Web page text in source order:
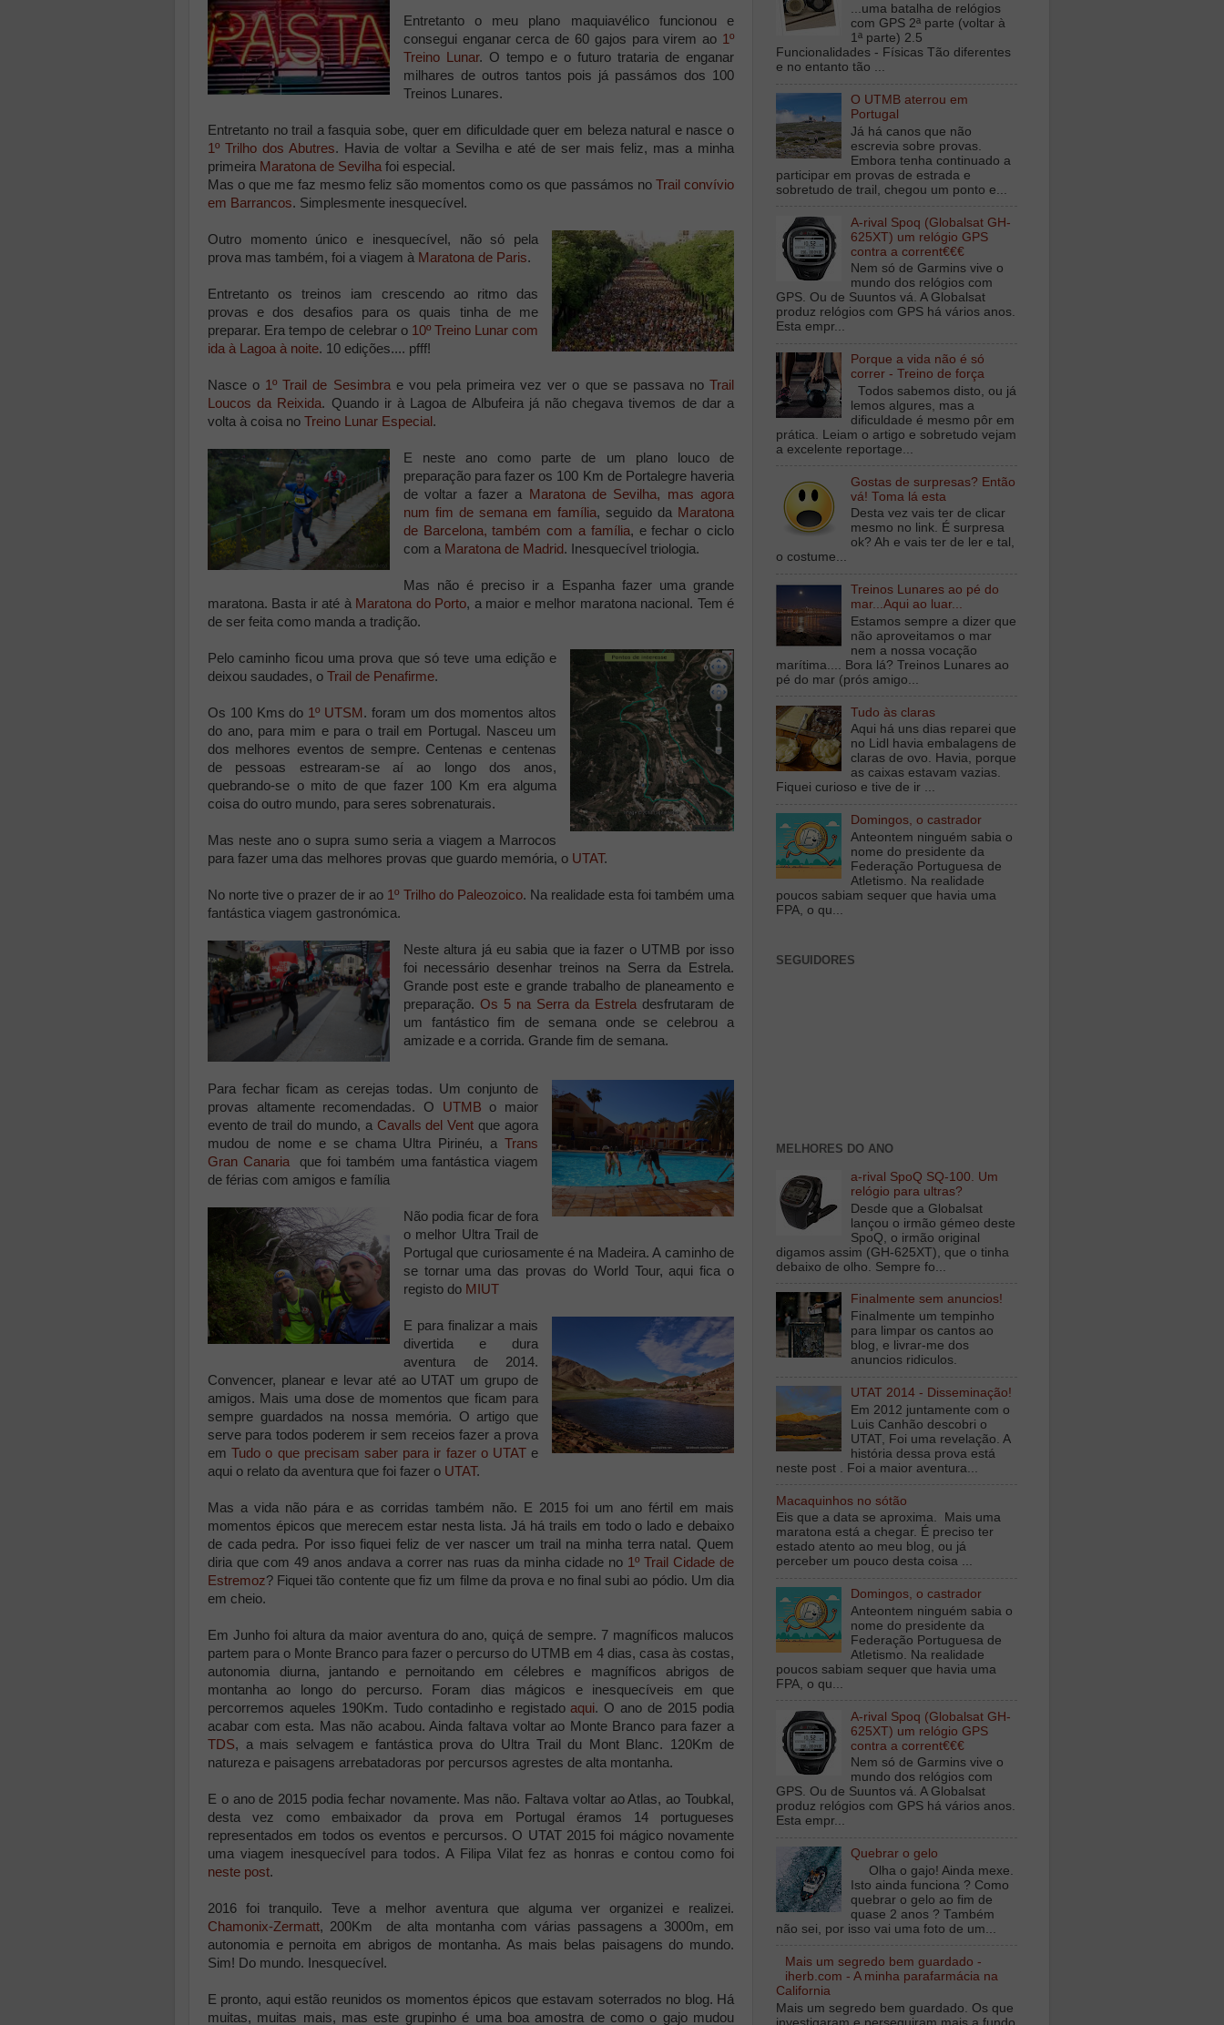
Entretanto o meu plano maquiavélico funcionou e
consegui enganar cerca de 60 gajos para virem ao 1º
Treino Lunar. O tempo e o futuro trataria de enganar
milhares de outros tantos pois já passámos dos 100
Treinos Lunares.
Entretanto no trail a fasquia sobe, quer em dificuldade quer em beleza natural e nasce o
1º Trilho dos Abutres. Havia de voltar a Sevilha e até de ser mais feliz, mas a minha
primeira Maratona de Sevilha foi especial.
Mas o que me faz mesmo feliz são momentos como os que passámos no Trail convívio
em Barrancos. Simplesmente inesquecível.
Outro momento único e inesquecível, não só pela
prova mas também, foi a viagem à Maratona de Paris.
Entretanto os treinos iam crescendo ao ritmo das
provas e dos desafios para os quais tinha de me
preparar. Era tempo de celebrar o 10º Treino Lunar com
ida à Lagoa à noite. 10 edições.... pfff!
Nasce o 1º Trail de Sesimbra e vou pela primeira vez ver o que se passava noTrail
Loucos da Reixida. Quando ir à Lagoa de Albufeira já não chegava tivemos de dar a
volta à coisa no Treino Lunar Especial .
E neste ano como parte de um plano louco de
preparação para fazer os 100 Km de Portalegre haveria
de voltar a fazer a
Maratona de Sevilha, mas agora
num fim de semana em família, seguido da Maratona
de Barcelona, também com a família, e fechar o ciclo
com a Maratona de Madrid. Inesquecível triologia.
Mas não é preciso ir a Espanha fazer uma grande
maratona. Basta ir até à Maratona do Porto, a maior e melhor maratona nacional. Tem é
de ser feita como manda a tradição.
Pelo caminho ficou uma prova que só teve uma edição e
deixou saudades, o Trail de Penafirme.
Os 100 Kms do 1º UTSM . foram um dos momentos altos
do ano, para mim e para o trail em Portugal. Nasceu um
dos melhores eventos de sempre. Centenas e centenas
de pessoas estrearam-se aí ao longo dos anos,
quebrando-se o mito de que fazer 100 Km era alguma
coisa do outro mundo, para seres sobrenaturais.
Mas neste ano o supra sumo seria a viagem a Marrocos
para fazer uma das melhores provas que guardo memória, o UTAT.
No norte tive o prazer de ir ao 1º Trilho do Paleozoico. Na realidade esta foi também uma
fantástica viagem gastronómica.
Neste altura já eu sabia que ia fazer o UTMB por isso
foi necessário desenhar treinos na Serra da Estrela.
Grande post este e grande trabalho de planeamento e
preparação. Os 5 na Serra da Estrela desfrutaram de
um fantástico fim de semana onde se celebrou a
amizade e a corrida. Grande fim de semana.
Para fechar ficam as cerejas todas. Um conjunto de
provas altamente recomendadas. O UTMB o maior
evento de trail do mundo, a Cavalls del Vent que agora
mudou de nome e se chama Ultra Pirinéu, aTrans
Gran Canaria
que foi também uma fantástica viagem
de férias com amigos e família
Não podia ficar de fora
o melhor Ultra Trail de
Portugal que curiosamente é na Madeira. A caminho de
se tornar uma das provas do World Tour, aqui fica o
registo do MIUT
E para finalizar a mais
divertida e dura
aventura de 2014.
Convencer, planear e levar até ao UTAT um grupo de
amigos. Mais uma dose de momentos que ficam para
sempre guardados na nossa memória. O artigo que
serve para todos poderem ir sem receios fazer a prova
emTudo o que precisam saber para ir fazer o UTATe
aqui o relato da aventura que foi fazer o UTAT.
Mas a vida não pára e as corridas também não. E 2015 foi um ano fértil em mais
momentos épicos que merecem estar nesta lista. Já há trails em todo o lado e debaixo
de cada pedra. Por isso fiquei feliz de ver nascer um trail na minha terra natal. Quem
diria que com 49 anos andava a correr nas ruas da minha cidade no 1º Trail Cidade de
Estremoz? Fiquei tão contente que fiz um filme da prova e no final subi ao pódio. Um dia
em cheio.
Em Junho foi altura da maior aventura do ano, quiçá de sempre. 7 magníficos malucos
partem para o Monte Branco para fazer o percurso do UTMB em 4 dias, casa às costas,
autonomia diurna, jantando e pernoitando em célebres e magníficos abrigos de
montanha ao longo do percurso. Foram dias mágicos e inesquecíveis em que
percorremos aqueles 190Km. Tudo contadinho e registadoaqui. O ano de 2015 podia
acabar com esta. Mas não acabou. Ainda faltava voltar ao Monte Branco para fazer a
TDS, a mais selvagem e fantástica prova do Ultra Trail du Mont Blanc. 120Km de
natureza e paisagens arrebatadoras por percursos agrestes de alta montanha.
E o ano de 2015 podia fechar novamente. Mas não. Faltava voltar ao Atlas, ao Toubkal,
desta vez como embaixador da prova em Portugal éramos 14 portugueses
representados em todos os eventos e percursos. O UTAT 2015 foi mágico novamente
uma viagem inesquecível para todos. A Filipa Vilat fez as honras e contou como foi
neste post.
2016 foi tranquilo. Teve a melhor aventura que alguma ver organizei e realizei.
Chamonix-Zermatt, 200Km de alta montanha com várias passagens a 3000m, em
autonomia e pernoita em abrigos de montanha. As mais belas paisagens do mundo.
Sim! Do mundo. Inesquecível.
E pronto, aqui estão reunidos os momentos épicos que estavam soterrados no blog. Há
muitas, muitas mais, mas este grupinho é uma boa amostra de como o gajo mudou
...uma batalha de relógios
com GPS 2ª parte (voltar à
1ª parte) 2.5
Funcionalidades - Físicas Tão diferentes
e no entanto tão ...
O UTMB aterrou em
Portugal
Já há canos que não
escrevia sobre provas.
Embora tenha continuado a
participar em provas de estrada e
sobretudo de trail, chegou um ponto e...
A-rival Spoq (Globalsat GH-
625XT) um relógio GPS
contra a corrent€€€
Nem só de Garmins vive o
mundo dos relógios com
GPS. Ou de Suuntos vá. A Globalsat
produz relógios com GPS há vários anos.
Esta empr...
Porque a vida não é só
correr - Treino de força
Todos sabemos disto, ou já
lemos algures, mas a
dificuldade é mesmo pôr em
prática. Leiam o artigo e sobretudo vejam
a excelente reportage...
Gostas de surpresas? Então
vá! Toma lá esta
Desta vez vais ter de clicar
mesmo no link. É surpresa
ok? Ah e vais ter de ler e tal,
o costume...
Treinos Lunares ao pé do
mar...Aqui ao luar...
Estamos sempre a dizer que
não aproveitamos o mar
nem a nossa vocação
marítima.... Bora lá? Treinos Lunares ao
pé do mar (prós amigo...
Tudo às claras
Aqui há uns dias reparei que
no Lidl havia embalagens de
claras de ovo. Havia, porque
as caixas estavam vazias.
Fiquei curioso e tive de ir ...
Domingos, o castrador
Anteontem ninguém sabia o
nome do presidente da
Federação Portuguesa de
Atletismo. Na realidade
poucos sabiam sequer que havia uma
FPA, o qu...
SEGUIDORES
MELHORES DO ANO
a-rival SpoQ SQ-100. Um
relógio para ultras?
Desde que a Globalsat
lançou o irmão gémeo deste
SpoQ, o irmão original
digamos assim (GH-625XT), que o tinha
debaixo de olho. Sempre fo...
Finalmente sem anuncios!
Finalmente um tempinho
para limpar os cantos ao
blog, e livrar-me dos
anuncios ridiculos.
UTAT 2014 - Disseminação!
Em 2012 juntamente com o
Luis Canhão descobri o
UTAT, Foi uma revelação. A
história dessa prova está
neste post . Foi a maior aventura...
Macaquinhos no sótão
Eis que a data se aproxima. Mais uma
maratona está a chegar. É preciso ter
estado atento ao meu blog, ou já
perceber um pouco desta coisa ...
Domingos, o castrador
Anteontem ninguém sabia o
nome do presidente da
Federação Portuguesa de
Atletismo. Na realidade
poucos sabiam sequer que havia uma
FPA, o qu...
A-rival Spoq (Globalsat GH-
625XT) um relógio GPS
contra a corrent€€€
Nem só de Garmins vive o
mundo dos relógios com
GPS. Ou de Suuntos vá. A Globalsat
produz relógios com GPS há vários anos.
Esta empr...
Quebrar o gelo
Olha o gajo! Ainda mexe.
Isto ainda funciona ? Como
quebrar o gelo ao fim de
quase 2 anos ? Também
não sei, por isso vai uma foto de um...
Mais um segredo bem guardado -
iherb.com - A minha parafarmácia na
California
Mais um segredo bem guardado. Os que